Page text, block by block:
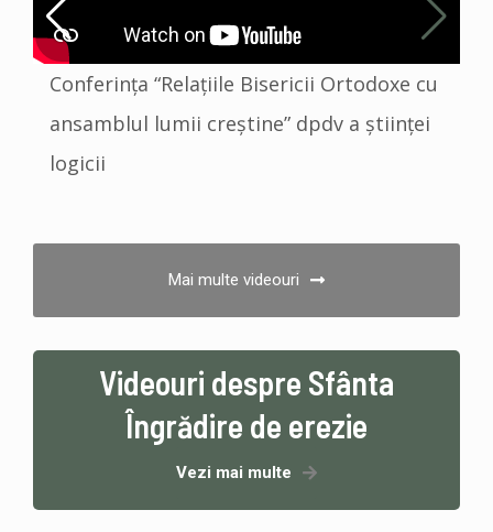
Conferința “Relațiile Bisericii Ortodoxe cu
ansamblul lumii creștine” dpdv a științei
logicii
Mai multe videouri
Videouri despre Sfânta
Îngrădire de erezie
Vezi mai multe